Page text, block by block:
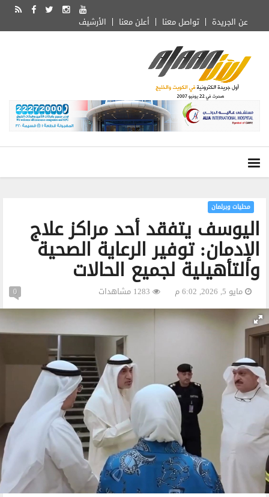
الأرشيف أعلن معنا تواصل معنا عن الجريدة
اليوسف يتفقد أحد مراكز علاج
الإدمان: توفير الرعاية الصحية
والتأهيلية لجميع الحالات
محليات وبرلمان
مايو 5, 2026, 6:02 م 0